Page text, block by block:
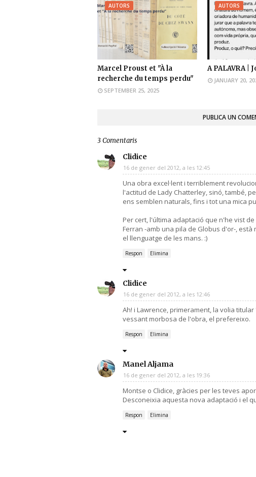
AUTORS
Marcel Proust et "À la
recherche du temps perdu"
SEPTEMBER 25, 2025
AUTORS
A PALAVRA |
JANUARY 20,
PUBLICA UN
3 Comentaris
Clidice
16 de gener del 2012, a les 12:45
Una obra excel·lent i terriblement
l'actitud de Lady Chatterley, sinó, també,
ens semblen naturals, fins i tot una mica
Per cert, l'última adaptació que n'he vist
Ferran -amb una pila de Globus d'or-,
el llenguatge de les mans. :)
Respon Elimina
Clidice
16 de gener del 2012, a les 12:46
Ah! i Lawrence, primerament, la volia
vessant morbosa de l'obra, el prefereixo.
Respon Elimina
Manel Aljama
16 de gener del 2012, a les 19:36
Montse o Clidice, gràcies per les teves
Desconeixia aquesta nova adaptació i el
Respon Elimina